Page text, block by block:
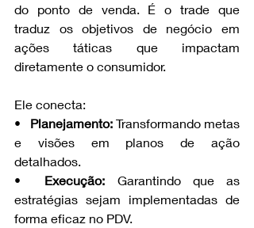
do ponto de venda. É o trade que
traduz os objetivos de negócio em
ações táticas que impactam
diretamente o consumidor.
Ele conecta:
•
Planejamento: Transformando metas
e visões em planos de ação
detalhados.
•
Execução: Garantindo que as
estratégias sejam implementadas de
forma eficaz no PDV.